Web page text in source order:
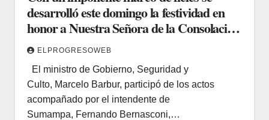
desarrolló este domingo la festividad en
honor a Nuestra Señora de la Consolación
de Sumampa
ELPROGRESOWEB
El ministro de Gobierno, Seguridad y
Culto, Marcelo Barbur, participó de los actos
acompañado por el intendente de
Sumampa, Fernando Bernasconi,…